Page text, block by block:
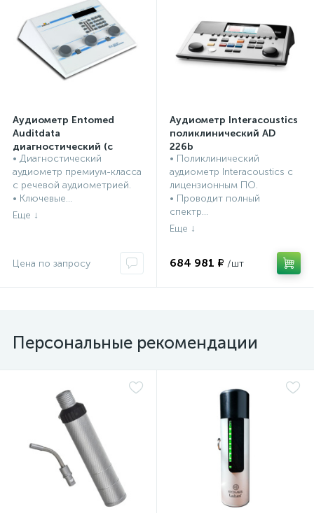
Аудиометр Entomed
Auditdata
диагностический (с
речевой аудиометрией)
SA 204
ЛОР оборудование,
инструменты
• Диагностический
аудиометр премиум-класса
с речевой аудиометрией.
• Ключевые...
Аудиометр Interacoustics
поликлинический AD
226b
ЛОР оборудование,
инструменты
• Поликлинический
аудиометр Interacoustics с
лицензионным ПО.
• Проводит полный
спектр...
684 981 ₽
Персональные рекомендации